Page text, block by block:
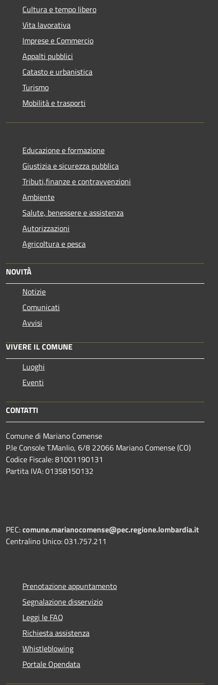
Cultura e tempo libero
Vita lavorativa
Imprese e Commercio
Appalti pubblici
Catasto e urbanistica
Turismo
Mobilità e trasporti
Educazione e formazione
Giustizia e sicurezza pubblica
Tributi,finanze e contravvenzioni
Ambiente
Salute, benessere e assistenza
Autorizzazioni
Agricoltura e pesca
NOVITÀ
Notizie
Comunicati
Avvisi
VIVERE IL COMUNE
Luoghi
Eventi
CONTATTI
Comune di Mariano Comense
P.le Console T.Manlio, 6/8 22066 Mariano Comense (CO)
Codice Fiscale: 81001190131
Partita IVA: 01358150132
PEC:comune.marianocomense@pec.regione.lombardia.it
Centralino Unico: 031.757.211
Prenotazione appuntamento
Segnalazione disservizio
Leggi le FAQ
Richiesta assistenza
Whistleblowing
Portale Opendata